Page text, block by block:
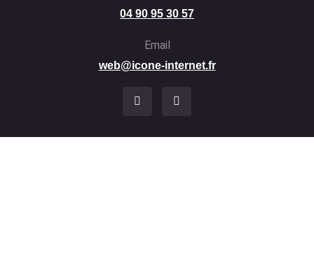
04 90 95 30 57
Email
web@icone-internet.fr